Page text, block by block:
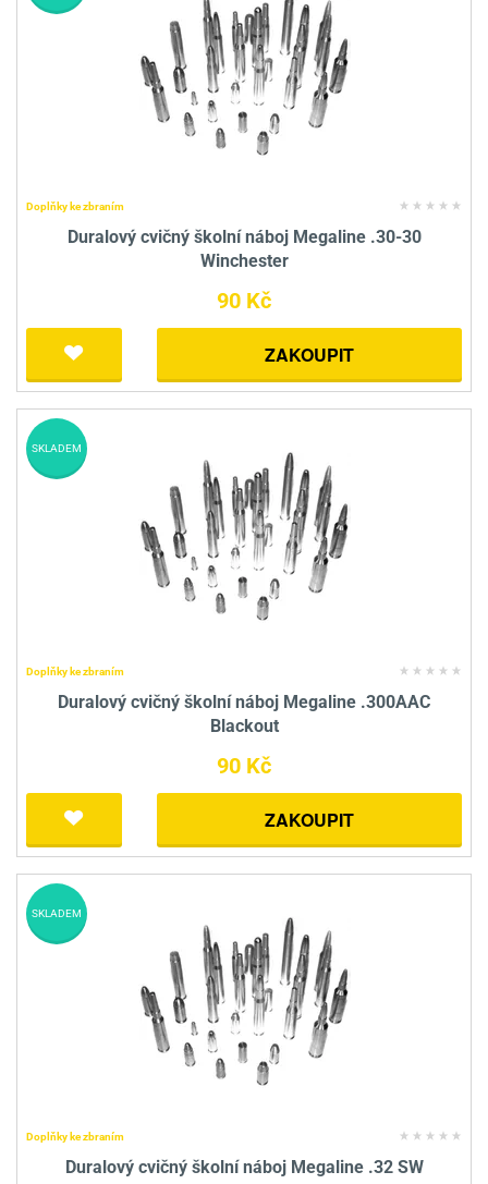
Doplňky ke zbraním
Duralový cvičný školní náboj Megaline .30-30
Winchester
90 Kč
ZAKOUPIT
Doplňky ke zbraním
Duralový cvičný školní náboj Megaline .300AAC
Blackout
90 Kč
ZAKOUPIT
SKLADEM
Doplňky ke zbraním
Duralový cvičný školní náboj Megaline .32 SW
SKLADEM